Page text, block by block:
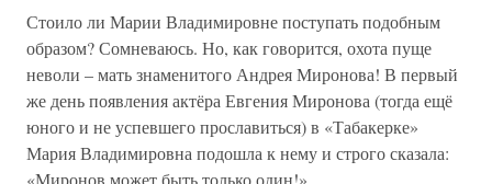
Стоило ли Марии Владимировне поступать подобным
образом? Сомневаюсь. Но, как говорится, охота пуще
неволи – мать знаменитого Андрея Миронова! В первый
же день появления актёра Евгения Миронова (тогда ещё
юного и не успевшего прославиться) в «Табакерке»
Мария Владимировна подошла к нему и строго сказала:
«Миронов может быть только один!»